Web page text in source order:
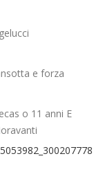
e forza
o 11 anni E